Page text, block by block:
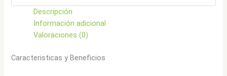
Descripción
Información adicional
Valoraciones (0)
Caracteristicas y Beneficios